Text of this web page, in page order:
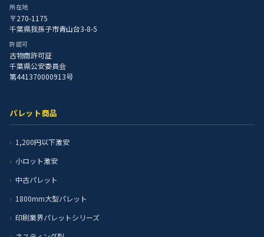
所在地
〒270-1175
千葉県我孫子市青山台3-8-5
許認可
古物商許可証
千葉県公安委員会
第441370000913号
パレット商品
1,200円以下激安
小ロット激安
中古パレット
1800mm大型パレット
印刷業界パレットシリーズ